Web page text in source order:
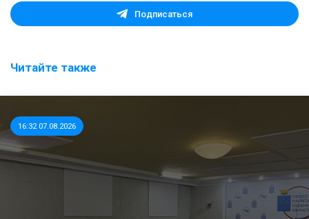
Подписаться
Читайте также
16:32 07.08.2026